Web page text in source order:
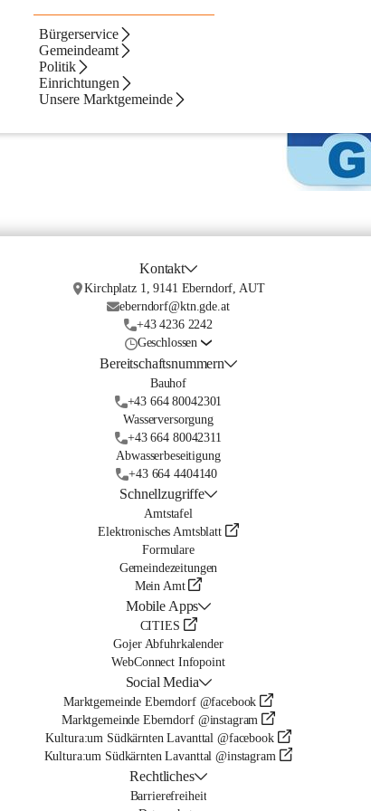
Bürgerservice
Gemeindeamt
Politik
Einrichtungen
Unsere Marktgemeinde
GmbH) ste vedno dobro obveščeni.
v zvezi s centrom za zbiranje odpadkov v
Kontakt
Kirchplatz 1, 9141 Eberndorf, AUT
eberndorf@ktn.gde.at
+43 4236 2242
Geschlossen
Bereitschaftsnummern
Bauhof
+43 664 80042301
Wasserversorgung
+43 664 80042311
Abwasserbeseitigung
+43 664 4404140
Schnellzugriffe
Amtstafel
Elektronisches Amtsblatt
Formulare
Gemeindezeitungen
Mein Amt
Mobile Apps
CITIES
Gojer Abfuhrkalender
WebConnect Infopoint
Social Media
Marktgemeinde Eberndorf @facebook
Marktgemeinde Eberndorf @instagram
Kultura:um Südkärnten Lavanttal @facebook
Kultura:um Südkärnten Lavanttal @instagram
Rechtliches
Barrierefreiheit